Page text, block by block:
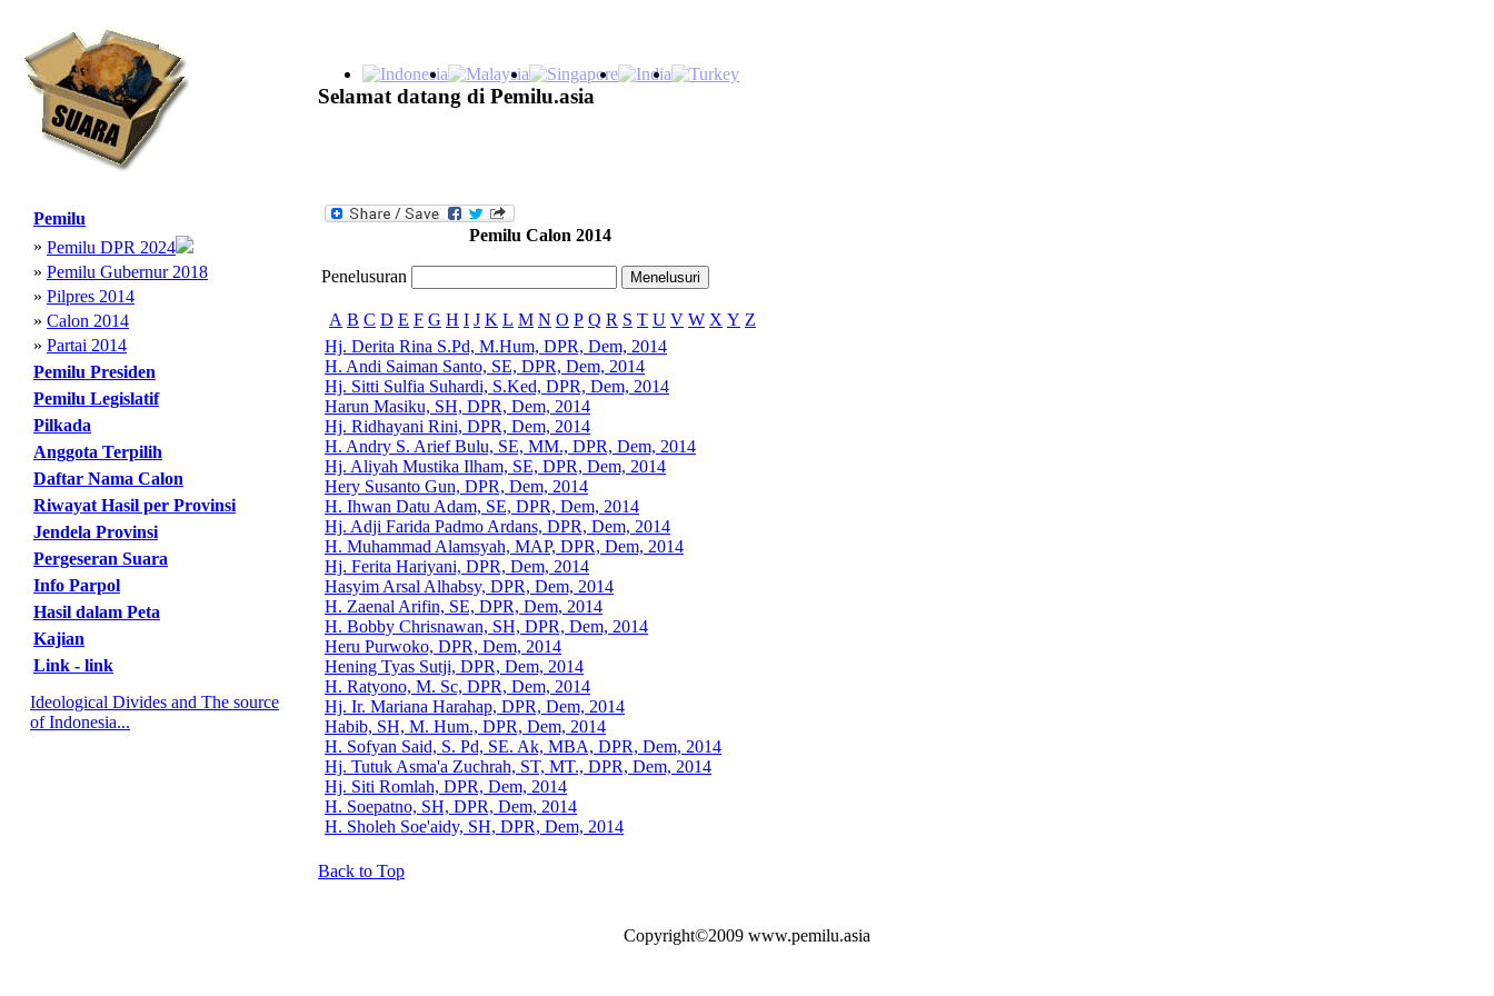
Selamat datang di Pemilu.asia
Pemilu
» Pemilu DPR 2024
» Pemilu Gubernur 2018
» Pilpres 2014
» Calon 2014
» Partai 2014
Pemilu Presiden
Pemilu Legislatif
Pilkada
Anggota Terpilih
Daftar Nama Calon
Riwayat Hasil per Provinsi
Jendela Provinsi
Pergeseran Suara
Info Parpol
Hasil dalam Peta
Kajian
Link - link
Ideological Divides and The source
of Indonesia...
Pemilu Calon 2014
Penelusuran
A B C D E F G H I J K L M N O P Q R S T U V W X Y Z
Hj. Derita Rina S.Pd, M.Hum, DPR, Dem, 2014
H. Andi Saiman Santo, SE, DPR, Dem, 2014
Hj. Sitti Sulfia Suhardi, S.Ked, DPR, Dem, 2014
Harun Masiku, SH, DPR, Dem, 2014
Hj. Ridhayani Rini, DPR, Dem, 2014
H. Andry S. Arief Bulu, SE, MM., DPR, Dem, 2014
Hj. Aliyah Mustika Ilham, SE, DPR, Dem, 2014
Hery Susanto Gun, DPR, Dem, 2014
H. Ihwan Datu Adam, SE, DPR, Dem, 2014
Hj. Adji Farida Padmo Ardans, DPR, Dem, 2014
H. Muhammad Alamsyah, MAP, DPR, Dem, 2014
Hj. Ferita Hariyani, DPR, Dem, 2014
Hasyim Arsal Alhabsy, DPR, Dem, 2014
H. Zaenal Arifin, SE, DPR, Dem, 2014
H. Bobby Chrisnawan, SH, DPR, Dem, 2014
Heru Purwoko, DPR, Dem, 2014
Hening Tyas Sutji, DPR, Dem, 2014
H. Ratyono, M. Sc, DPR, Dem, 2014
Hj. Ir. Mariana Harahap, DPR, Dem, 2014
Habib, SH, M. Hum., DPR, Dem, 2014
H. Sofyan Said, S. Pd, SE. Ak, MBA, DPR, Dem, 2014
Hj. Tutuk Asma'a Zuchrah, ST, MT., DPR, Dem, 2014
Hj. Siti Romlah, DPR, Dem, 2014
H. Soepatno, SH, DPR, Dem, 2014
H. Sholeh Soe'aidy, SH, DPR, Dem, 2014
Back to Top
Copyright©2009 www.pemilu.asia